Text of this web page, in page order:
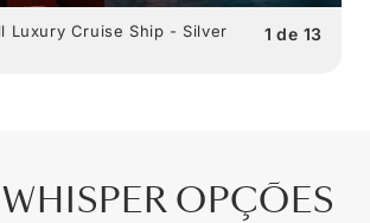
1 de 13
Luxury Cruise Ship - Silver
OPÇÕES